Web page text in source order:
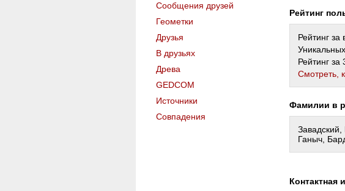
Сообщения друзей
Геометки
Друзья
В друзьях
Древа
GEDCOM
Источники
Совпадения
Рейтинг
Рейтинг за
Рейтинг за
Cмотреть,
Фамилии в
Ганыч,